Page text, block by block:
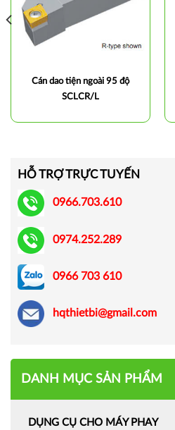
Cán dao tiện ngoài 95 độ
SCLCR/L
HỖ TRỢ TRỰC TUYẾN
0966.703.610
0974.252.289
0966 703 610
hqthietbi@gmail.com
DANH MỤC SẢN PHẨM
DỤNG CỤ CHO MÁY PHAY